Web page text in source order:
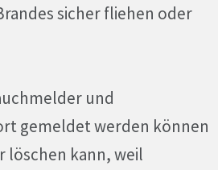
sicher fliehen oder
und
gemeldet werden können
löschen kann, weil